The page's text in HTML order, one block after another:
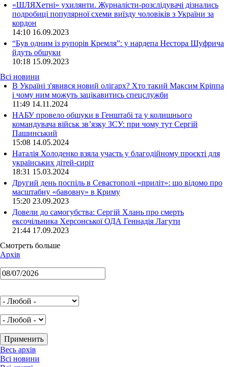
«ШЛЯХетні» ухилянти. Журналісти-розслідувачі дізнались
подробиці популярної схеми виїзду чоловіків з України за
кордон
14:10 16.09.2023
“Був одним із рупорів Кремля”: у нардепа Нестора Шуфрича
йдуть обшуки
10:18 15.09.2023
Всі новини
В Україні з'явився новий олігарх? Хто такий Максим Кріппа
і чому ним можуть зацікавитись спецслужби
11:49 14.11.2024
НАБУ провело обшуки в Генштабі та у колишнього
командувача військ зв’язку ЗСУ: при чому тут Сергій
Пашинський
15:08 14.05.2024
Наталія Холоденко взяла участь у благодійному проєкті для
українських дітей-сиріт
18:31 15.03.2024
Другий день поспіль в Севастополі «приліт»: що відомо про
масштабну «бавовну» в Криму
15:20 23.09.2023
Довели до самогубства: Сергій Хлань про смерть
ексочільника Херсонської ОДА Геннадія Лагути
21:44 17.09.2023
Смотреть больше
Архів
Весь архів
Всі новини